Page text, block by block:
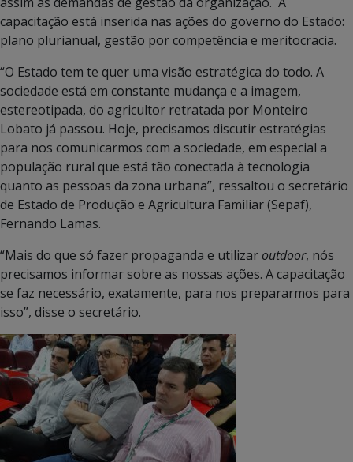
capacitação está inserida nas ações do governo do Estado:
plano plurianual, gestão por competência e meritocracia.
“O Estado tem te quer uma visão estratégica do todo. A
sociedade está em constante mudança e a imagem,
estereotipada, do agricultor retratada por Monteiro
Lobato já passou. Hoje, precisamos discutir estratégias
para nos comunicarmos com a sociedade, em especial a
população rural que está tão conectada à tecnologia
quanto as pessoas da zona urbana”, ressaltou o secretário
de Estado de Produção e Agricultura Familiar (Sepaf),
Fernando Lamas.
“Mais do que só fazer propaganda e utilizar outdoor, nós
precisamos informar sobre as nossas ações. A capacitação
se faz necessário, exatamente, para nos prepararmos para
isso”, disse o secretário.